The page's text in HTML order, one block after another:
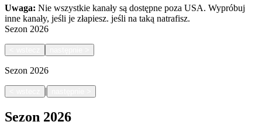
Uwaga: Nie wszystkie kanały są dostępne poza USA. Wypróbuj
inne kanały, jeśli je złapiesz. jeśli na taką natrafisz.
Sezon 2026
Sezon 2026
|
Sezon 2026